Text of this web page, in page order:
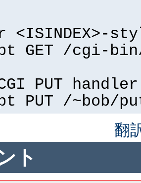
<ISINDEX>-
GET /cgi-
PUT handler
PUT /~bob/
翻
ト